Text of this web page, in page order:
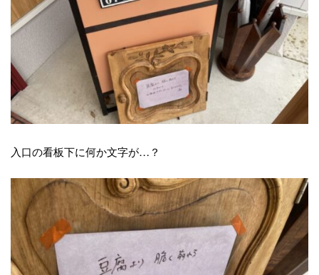
入口の看板下に何か文字が…？